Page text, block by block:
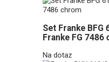
Set Franke BFG
Franke FG 7486
Na dotaz